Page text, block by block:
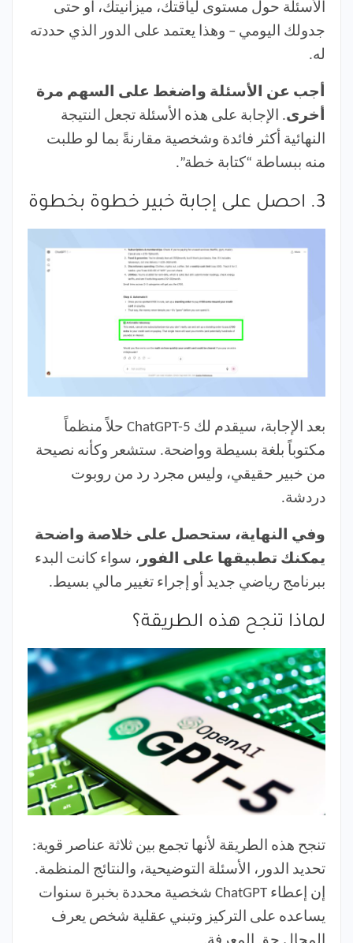
الأسئلة حول مستوى لياقتك، ميزانيتك، أو حتى
جدولك اليومي – وهذا يعتمد على الدور الذي حددته
له.
أجب عن الأسئلة واضغط على السهم مرة
أخرى. الإجابة على هذه الأسئلة تجعل النتيجة
النهائية أكثر فائدة وشخصية مقارنةً بما لو طلبت
منه ببساطة “كتابة خطة”.
3. احصل على إجابة خبير خطوة بخطوة
بعد الإجابة، سيقدم لك ChatGPT-5 حلاً منظماً
مكتوباً بلغة بسيطة وواضحة. ستشعر وكأنه نصيحة
من خبير حقيقي، وليس مجرد رد من روبوت
دردشة.
وفي النهاية، ستحصل على خلاصة واضحة
يمكنك تطبيقها على الفور ، سواء كانت البدء
ببرنامج رياضي جديد أو إجراء تغيير مالي بسيط.
لماذا تنجح هذه الطريقة؟
تنجح هذه الطريقة لأنها تجمع بين ثلاثة عناصر قوية:
تحديد الدور، الأسئلة التوضيحية، والنتائج المنظمة.
إن إعطاء ChatGPT شخصية محددة بخبرة سنوات
يساعده على التركيز وتبني عقلية شخص يعرف